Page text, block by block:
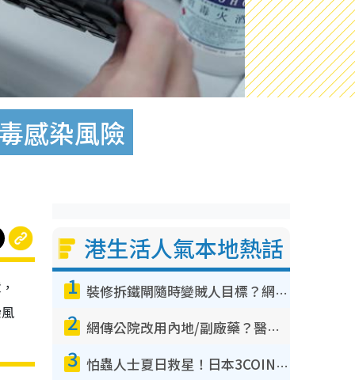
感染風險
港生活人氣本地熱話
1 裝修拆鐵閘隨時變賊人目標？網民揭2大關鍵用途：裝新式等於白裝？附新舊鐵閘分別
2 網傳公院改用內地/副廠藥？醫生拆解正副廠分別 揭4類人換藥隨時出事
3 怕蟲人士夏日救星！日本3COINS爆紅驅蟲神器$45起 1招「全程免觸碰」輕鬆搞定小強